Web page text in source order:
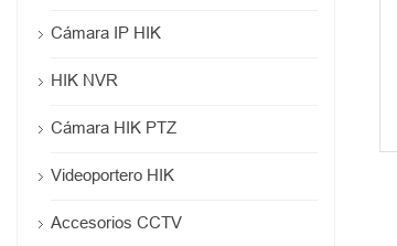
Cámara IP HIK
HIK NVR
Cámara HIK PTZ
Videoportero HIK
Accesorios CCTV